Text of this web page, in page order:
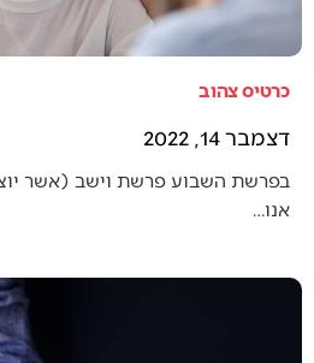
כרטיס צהוב
דצמבר 14, 2022
בפרשת השבוע פרשת וישב (אשר
אנו…